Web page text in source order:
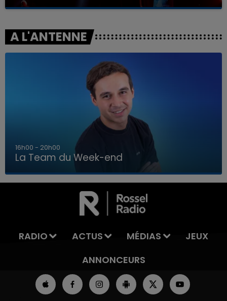
LA TEAM DU WEEK-END
A L'ANTENNE
7h00 - 12h00
La Team du Week-end
RADIO ACTUS MÉDIAS
JEUX
ANNONCEURS